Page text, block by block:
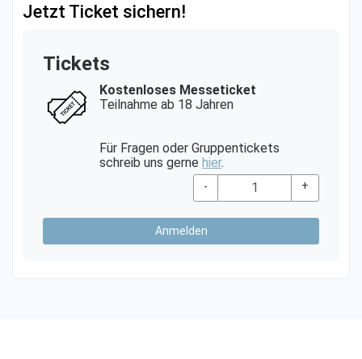
Jetzt Ticket sichern!
Tickets
Kostenloses Messeticket
Teilnahme ab 18 Jahren
Für Fragen oder Gruppentickets
schreib uns gerne hier.
- +
Anmelden